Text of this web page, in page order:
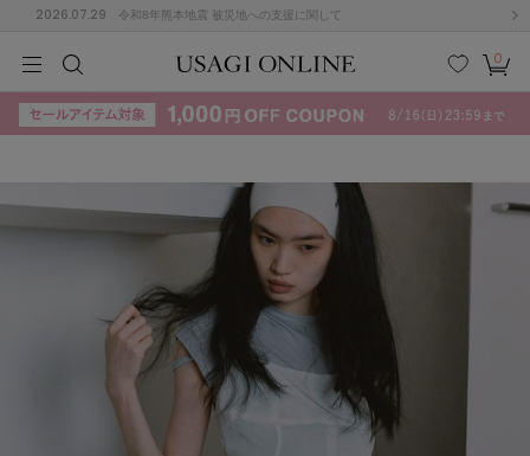
2026.07.29 令和8年熊本地震 被災地への支援に関して
検索
お気
に入
カー
ト
0
KIDSBABYBEAUTYLIFE STYLE
KIDSBABYBEAUTYLIFE STYLE
F
N
R S U
Y Z
その
他